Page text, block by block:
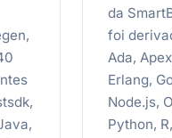
da
foi
Ada,
Erlang,
Node.js,
Python,